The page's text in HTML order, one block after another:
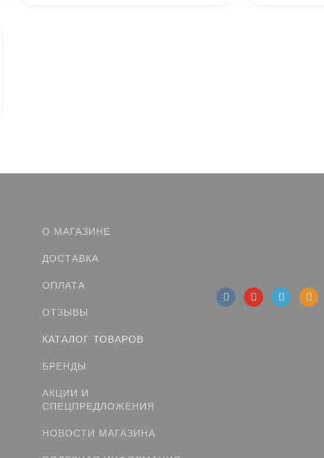
О МАГАЗИНЕ
ДОСТАВКА
ОПЛАТА
ОТЗЫВЫ
КАТАЛОГ ТОВАРОВ
БРЕНДЫ
АКЦИИ И
СПЕЦПРЕДЛОЖЕНИЯ
НОВОСТИ МАГАЗИНА